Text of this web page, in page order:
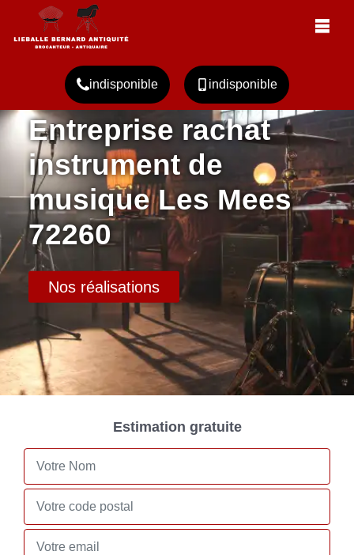
indisponible indisponible
Entreprise rachat
instrument de
musique Les Mees
72260
Nos réalisations
Estimation gratuite